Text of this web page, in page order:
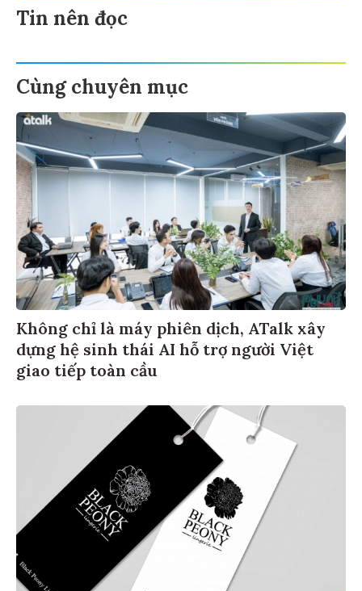
Tin nên đọc
Cùng chuyên mục
Không chỉ là máy phiên dịch, ATalk xây
dựng hệ sinh thái AI hỗ trợ người Việt
giao tiếp toàn cầu